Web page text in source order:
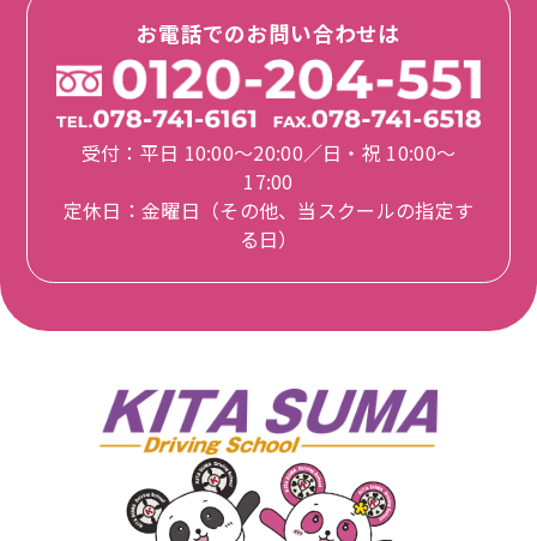
お電話でのお問い合わせは
受付：平日 10:00〜20:00／日・祝 10:00〜
17:00
定休日：金曜日（その他、当スクールの指定す
る日）